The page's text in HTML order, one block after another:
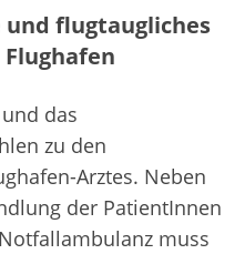
und flugtaugliches
das
zu den
Arztes. Neben
der PatientInnen
muss